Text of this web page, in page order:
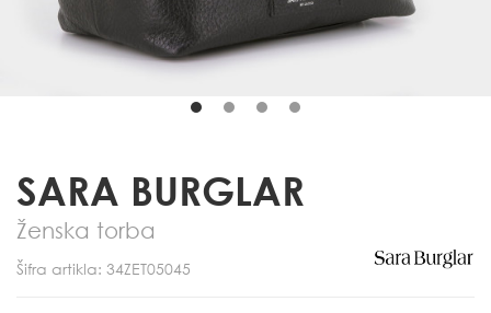
SARA BURGLAR
Ženska torba
Šifra artikla: 34ZET05045